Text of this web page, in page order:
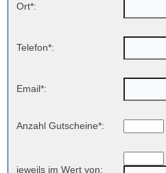
Ort*:
Telefon*:
Email*:
Anzahl Gutscheine*:
jeweils im Wert von: